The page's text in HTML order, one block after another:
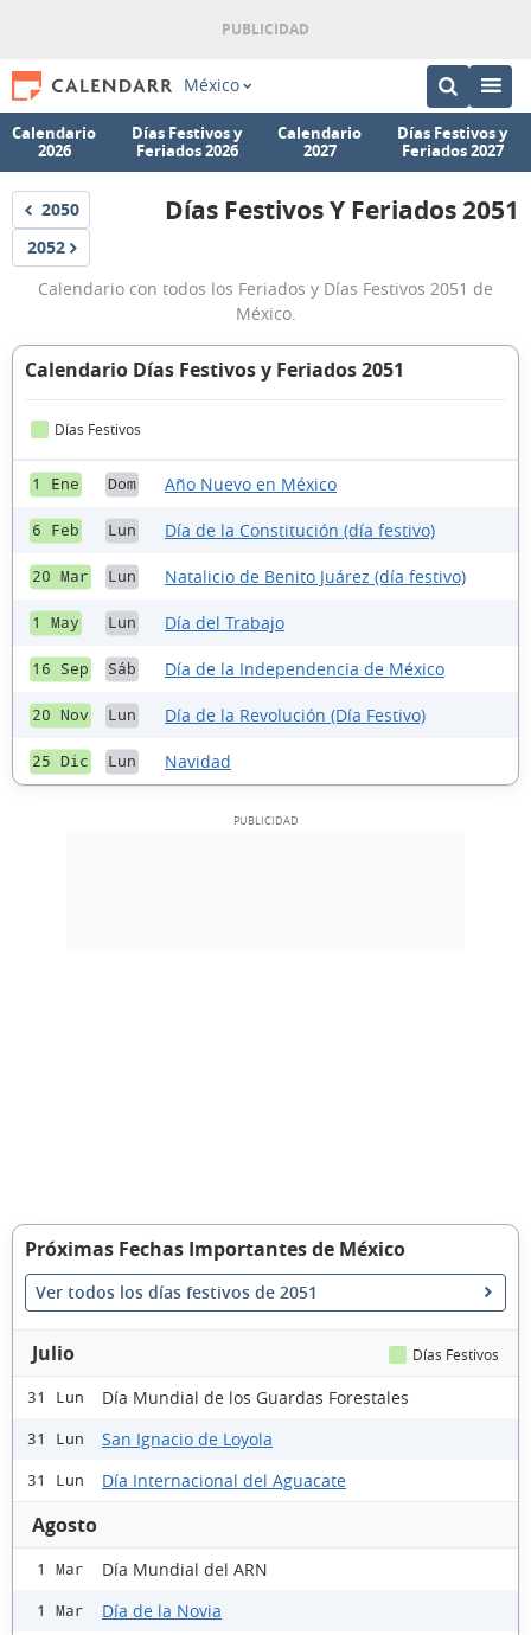
México
Calendario
2026
Días Festivos y
Feriados 2026
Calendario
2027
Días Festivos y
Feriados 2027
Festivos
2050
Días
y
Feriados
2051
Días Festivos Y Feriados 2051
Festivos
2052
Calendario con todos los Feriados y Días Festivos 2051 de
México.
Calendario Días Festivos y Feriados 2051
Días Festivos
1 Ene Dom Año Nuevo en México
6 Feb Lun Día de la Constitución (día festivo)
20 Mar Lun Natalicio de Benito Juárez (día festivo)
1 May Lun Día del Trabajo
16 Sep Sáb Día de la Independencia de México
20 Nov Lun Día de la Revolución (Día Festivo)
25 Dic Lun Navidad
Próximas Fechas Importantes de México
Ver todos los días festivos de 2051
Julio Días Festivos
31 Lun Día Mundial de los Guardas Forestales
31 Lun San Ignacio de Loyola
31 Lun Día Internacional del Aguacate
Agosto
1 Mar Día Mundial del ARN
1 Mar Día de la Novia